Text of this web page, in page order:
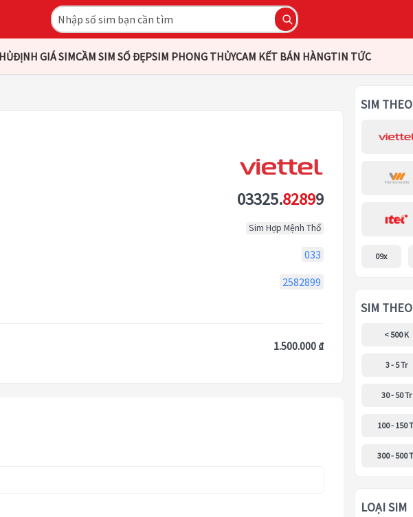
ĐỊNH GIÁ SIMCẦM SIM SỐ ĐẸPSIM PHONG THỦYCAM KẾT BÁN HÀNGTIN TỨC
03325.82899
Sim Hợp Mệnh Thổ
033
2582899
1.500.000 ₫
SIM
09x
SIM
< 500 K
3 - 5 Tr
30 - 50 Tr
100 - 150
300 - 500
LOẠI SIM